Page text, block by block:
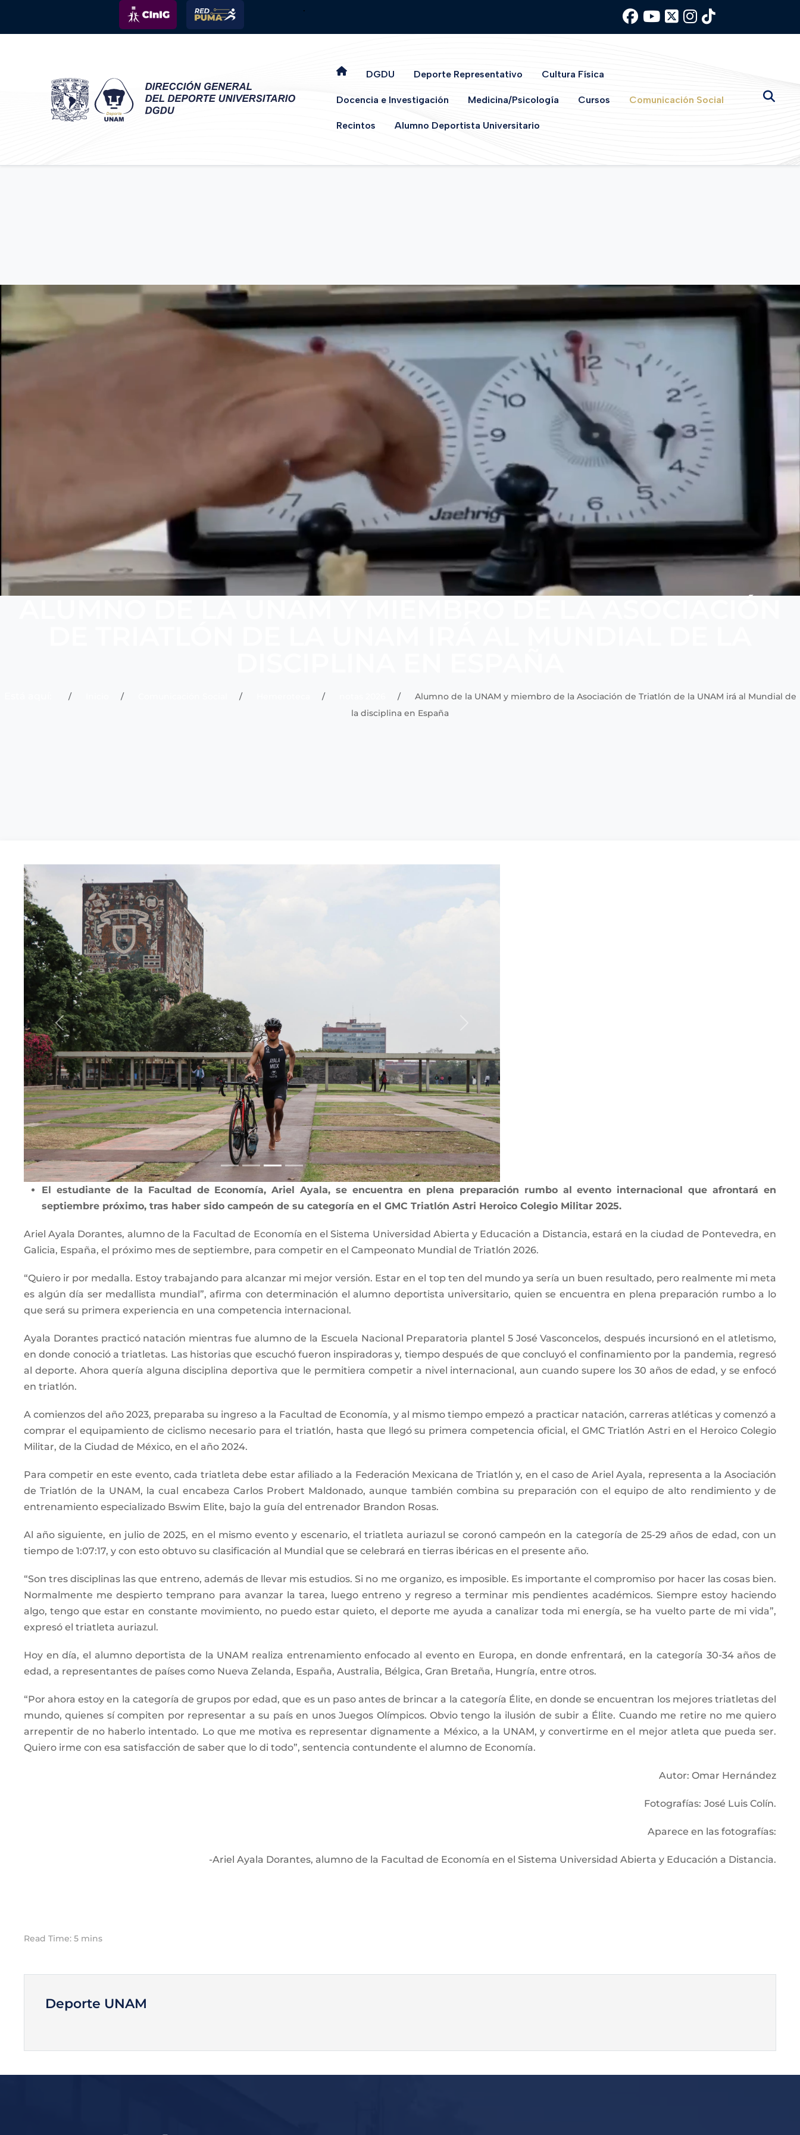
.
DGDU Deporte Representativo Cultura Física
Docencia e Investigación Medicina/Psicología Cursos Comunicación Social
Recintos Alumno Deportista Universitario
Alumno de la UNAM y miembro de la Asociación de Triatlón de la UNAM irá al Mundial de
la disciplina en España
El estudiante de la Facultad de Economía, Ariel Ayala, se encuentra en plena preparación rumbo al evento internacional que afrontará en
septiembre próximo, tras haber sido campeón de su categoría en el GMC Triatlón Astri Heroico Colegio Militar 2025.
Ariel Ayala Dorantes, alumno de la Facultad de Economía en el Sistema Universidad Abierta y Educación a Distancia, estará en la ciudad de Pontevedra, en
Galicia, España, el próximo mes de septiembre, para competir en el Campeonato Mundial de Triatlón 2026.
“Quiero ir por medalla. Estoy trabajando para alcanzar mi mejor versión. Estar en el top ten del mundo ya sería un buen resultado, pero realmente mi meta
es algún día ser medallista mundial”, afirma con determinación el alumno deportista universitario, quien se encuentra en plena preparación rumbo a lo
que será su primera experiencia en una competencia internacional.
Ayala Dorantes practicó natación mientras fue alumno de la Escuela Nacional Preparatoria plantel 5 José Vasconcelos, después incursionó en el atletismo,
en donde conoció a triatletas. Las historias que escuchó fueron inspiradoras y, tiempo después de que concluyó el confinamiento por la pandemia, regresó
al deporte. Ahora quería alguna disciplina deportiva que le permitiera competir a nivel internacional, aun cuando supere los 30 años de edad, y se enfocó
en triatlón.
A comienzos del año 2023, preparaba su ingreso a la Facultad de Economía, y al mismo tiempo empezó a practicar natación, carreras atléticas y comenzó a
comprar el equipamiento de ciclismo necesario para el triatlón, hasta que llegó su primera competencia oficial, el GMC Triatlón Astri en el Heroico Colegio
Militar, de la Ciudad de México, en el año 2024.
Para competir en este evento, cada triatleta debe estar afiliado a la Federación Mexicana de Triatlón y, en el caso de Ariel Ayala, representa a la Asociación
de Triatlón de la UNAM, la cual encabeza Carlos Probert Maldonado, aunque también combina su preparación con el equipo de alto rendimiento y de
entrenamiento especializado Bswim Elite, bajo la guía del entrenador Brandon Rosas.
Al año siguiente, en julio de 2025, en el mismo evento y escenario, el triatleta auriazul se coronó campeón en la categoría de 25-29 años de edad, con un
tiempo de 1:07:17, y con esto obtuvo su clasificación al Mundial que se celebrará en tierras ibéricas en el presente año.
“Son tres disciplinas las que entreno, además de llevar mis estudios. Si no me organizo, es imposible. Es importante el compromiso por hacer las cosas bien.
Normalmente me despierto temprano para avanzar la tarea, luego entreno y regreso a terminar mis pendientes académicos. Siempre estoy haciendo
algo, tengo que estar en constante movimiento, no puedo estar quieto, el deporte me ayuda a canalizar toda mi energía, se ha vuelto parte de mi vida”,
expresó el triatleta auriazul.
Hoy en día, el alumno deportista de la UNAM realiza entrenamiento enfocado al evento en Europa, en donde enfrentará, en la categoría 30-34 años de
edad, a representantes de países como Nueva Zelanda, España, Australia, Bélgica, Gran Bretaña, Hungría, entre otros.
“Por ahora estoy en la categoría de grupos por edad, que es un paso antes de brincar a la categoría Élite, en donde se encuentran los mejores triatletas del
mundo, quienes sí compiten por representar a su país en unos Juegos Olímpicos. Obvio tengo la ilusión de subir a Élite. Cuando me retire no me quiero
arrepentir de no haberlo intentado. Lo que me motiva es representar dignamente a México, a la UNAM, y convertirme en el mejor atleta que pueda ser.
Quiero irme con esa satisfacción de saber que lo di todo”, sentencia contundente el alumno de Economía.
Autor: Omar Hernández
Fotografías: José Luis Colín.
Aparece en las fotografías:
-Ariel Ayala Dorantes, alumno de la Facultad de Economía en el Sistema Universidad Abierta y Educación a Distancia.
Read Time: 5 mins
Deporte UNAM